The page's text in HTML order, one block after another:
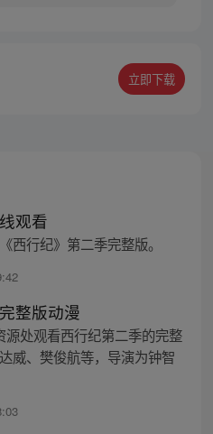
三藏大法师，和他一起重新
成全新“西行小队”，再度踏
立即下载
观看
西行纪》第二季完整版。
整版动漫
处观看西行纪第二季的完整
威、樊俊航等，导演为钟智